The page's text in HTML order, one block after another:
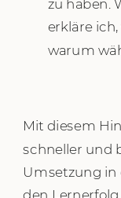
zu haben.
erkläre
warum
Mit diesem
schneller und
Umsetzung in